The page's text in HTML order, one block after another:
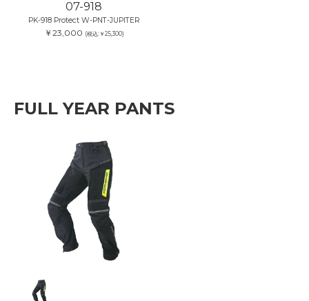
07-918
PK-918 Protect W-PNT-JUPITER
￥23,000 (税込:￥25,300)
FULL YEAR PANTS